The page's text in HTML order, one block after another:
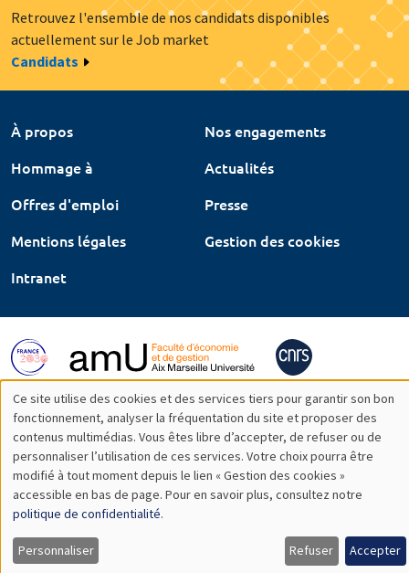
Retrouvez l'ensemble de nos candidats disponibles
actuellement sur le Job market
Candidats
À propos
Nos engagements
Hommage à
Actualités
Offres d'emploi
Presse
Mentions légales
Gestion des cookies
Intranet
Utilisation
des
données
personnelles
et
Ce site utilise des cookies et des services tiers pour garantir son bon
fonctionnement, analyser la fréquentation du site et proposer des
contenus multimédias. Vous êtes libre d’accepter, de refuser ou de
personnaliser l’utilisation de ces services. Votre choix pourra être
modifié à tout moment depuis le lien « Gestion des cookies »
accessible en bas de page. Pour en savoir plus, consultez notre
politique de confidentialité.
Personnaliser Refuser Accepter